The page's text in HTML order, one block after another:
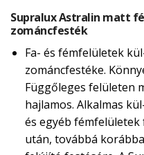
Supralux Astralin matt
zománcfesték
Fa- és fémfelületek
zománcfestéke.
Függőleges felületen
hajlamos. Alkalmas
és egyéb
után, továbbá